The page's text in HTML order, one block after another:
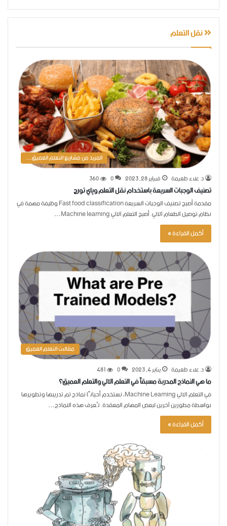
نقل التعلم
المزيد من مشاريع التعلم العميق......
د. علاء طعيمة
فبراير 28, 2023 0
360
تصنيف الوجبات السريعة باستخدام نقل التعلم وپاي تورچ
مقدمة أصبح تصنيف الوجبات السريعة Fast food classification وظيفة مهمة في
نظام توصيل الطعام الآلي. أصبح التعلم الآلي Machine learning…
أكمل القراءة »
مقالات التعلم العميق
د. علاء طعيمة
يناير 4, 2023 0
481
ما هي النماذج المدربة مسبقاً في التعلم الآلي والتعلم العميق؟
في التعلم الآلي Machine Learning، نستخدم أحيانًا نماذج تم تدريبها وتطويرها
بواسطة مطورين آخرين لبعض المهام المعقدة. تُعرف هذه النماذج…
أكمل القراءة »